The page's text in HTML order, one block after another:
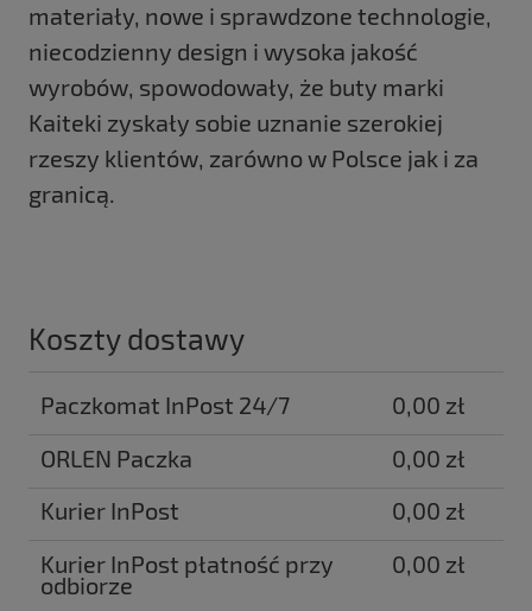
materiały, nowe i sprawdzone technologie,
niecodzienny design i wysoka jakość
wyrobów, spowodowały, że buty marki
Kaiteki zyskały sobie uznanie szerokiej
rzeszy klientów, zarówno w Polsce jak i za
granicą.
Koszty dostawy
Paczkomat InPost 24/7
0,00 zł
ORLEN Paczka
0,00 zł
Kurier InPost
0,00 zł
Kurier InPost płatność przy
odbiorze
0,00 zł